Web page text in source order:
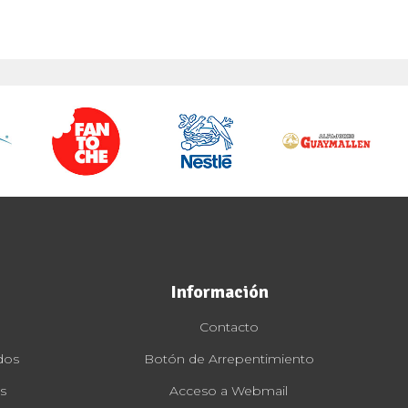
Información
Contacto
Botón de Arrepentimiento
Acceso a Webmail